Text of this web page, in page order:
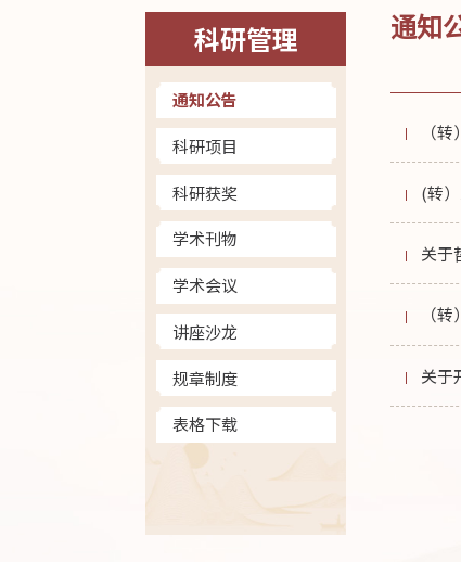
科研管理
通知公告
科研项目
科研获奖
学术刊物
学术会议
讲座沙龙
规章制度
表格下载
通知
（
(转
关于
（
关于